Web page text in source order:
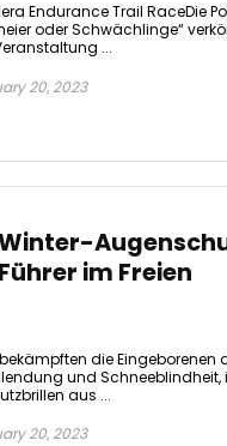
Endurance Trail RaceDie
oder Schwächlinge“
...
20, 2023
Führer im Freien
die Eingeborenen
und Schneeblindheit,
aus ...
20, 2023